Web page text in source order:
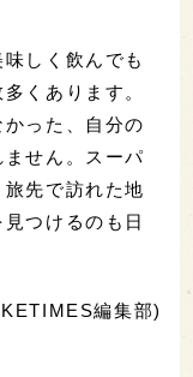
しく飲んでも
くあります。
った、自分の
せん。スーパ
先で訪れた地
つけるのも日
編集部)